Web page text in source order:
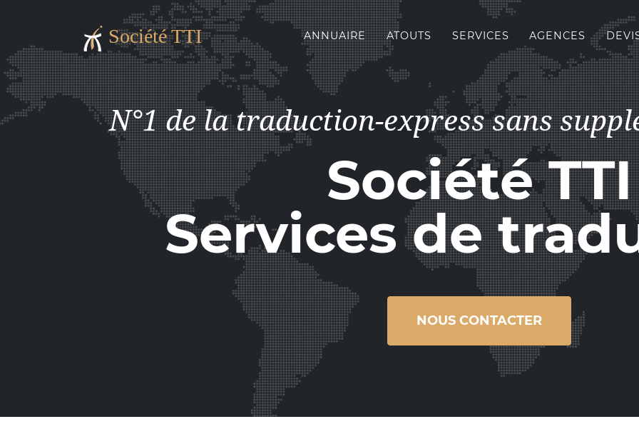
Société TTI ANNUAIRE ATOUTS SERVICES AGENCES
N°1 de la traduction-express sans
Société TTI
Services de
NOUS CONTACTER